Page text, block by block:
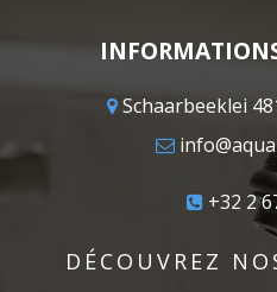
Schaarbeeklei
+32 2
DÉCOUVREZ